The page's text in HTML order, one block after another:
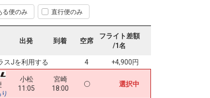
る便のみ 直行便のみ
出発 到着 空席
フライト差額
/1名
スJを利用する 2
08:50
宮崎
16:00
+6,800円
スJを利用する 4 +4,900円
小松
11:05
宮崎
18:00
選択中